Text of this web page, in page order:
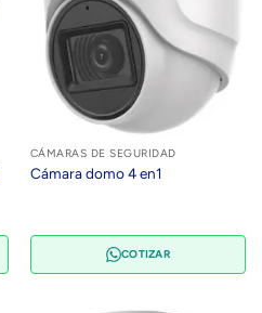
CÁMARAS DE SEGURIDAD
Cámara domo 4 en1
COTIZAR